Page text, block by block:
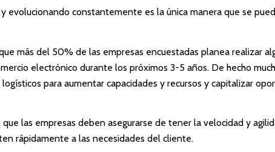
evolucionando constantemente es la única manera que se
más del 50% de las empresas encuestadas planea realizar
electrónico durante los próximos 3-5 años. De hecho
para aumentar capacidades y recursos y capitalizar
las empresas deben asegurarse de tener la velocidad y
rápidamente a las necesidades del cliente.